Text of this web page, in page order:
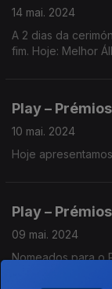
14 mai. 2024
A 2 dias da
fim. Hoje: Melhor
Play –
10 mai. 2024
Hoje
Play –
09 mai. 2024
Nomeados para o